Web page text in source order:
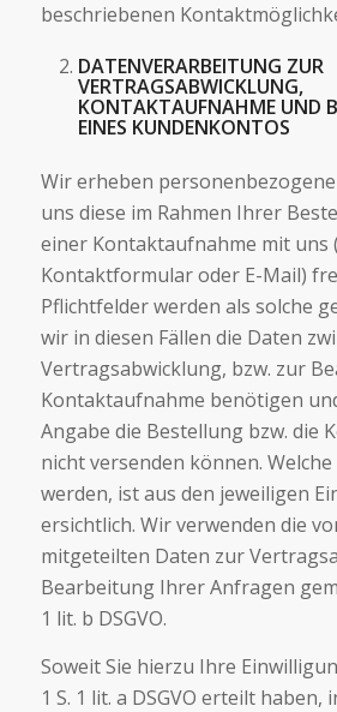
beschriebenen
DATENVERARBEITUNG ZUR
VERTRAGSABWICKLUNG,
KONTAKTAUFNAHME UND
EINES KUNDENKONTOS
Wir erheben
uns diese im Rahmen Ihrer
einer Kontaktaufnahme mit uns
Kontaktformular oder E-Mail)
Pflichtfelder werden als solche
wir in diesen Fällen die Daten
Vertragsabwicklung, bzw. zur
Kontaktaufnahme benötigen
Angabe die Bestellung bzw. die
nicht versenden können.
werden, ist aus den jeweiligen
ersichtlich. Wir verwenden die
mitgeteilten Daten zur
Bearbeitung Ihrer Anfragen
1 lit. b DSGVO.
Soweit Sie hierzu Ihre
1 S. 1 lit. a DSGVO erteilt haben,